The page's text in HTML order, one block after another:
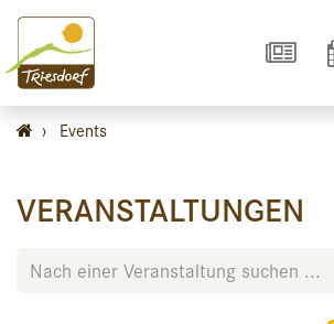
› Events
VERANSTALTUNGEN